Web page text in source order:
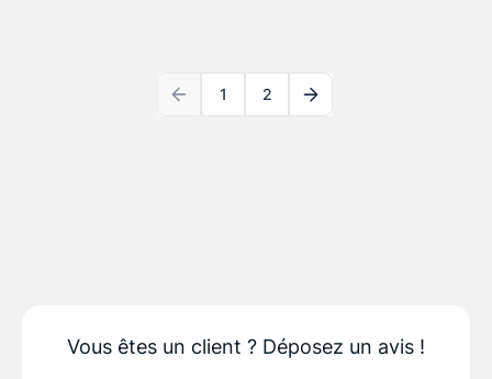
1 2
Vous êtes un client ? Déposez un avis !